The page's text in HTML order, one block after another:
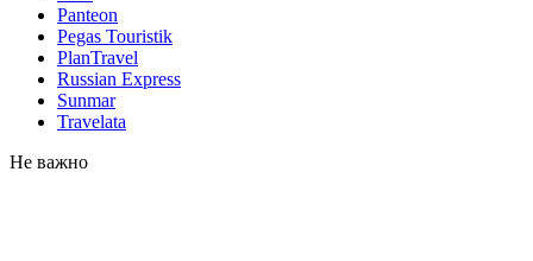
Panteon
Pegas Touristik
PlanTravel
Russian Express
Sunmar
Travelata
Не важно